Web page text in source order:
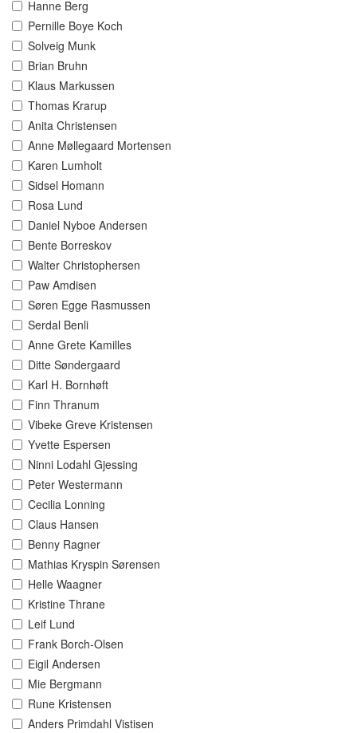
Hanne Berg
Pernille Boye Koch
Solveig Munk
Brian Bruhn
Klaus Markussen
Thomas Krarup
Anita Christensen
Anne Møllegaard Mortensen
Karen Lumholt
Sidsel Homann
Rosa Lund
Daniel Nyboe Andersen
Bente Borreskov
Walter Christophersen
Paw Amdisen
Søren Egge Rasmussen
Serdal Benli
Anne Grete Kamilles
Ditte Søndergaard
Karl H. Bornhøft
Finn Thranum
Vibeke Greve Kristensen
Yvette Espersen
Ninni Lodahl Gjessing
Peter Westermann
Cecilia Lonning
Claus Hansen
Benny Ragner
Mathias Kryspin Sørensen
Helle Waagner
Kristine Thrane
Leif Lund
Frank Borch-Olsen
Eigil Andersen
Mie Bergmann
Rune Kristensen
Anders Primdahl Vistisen